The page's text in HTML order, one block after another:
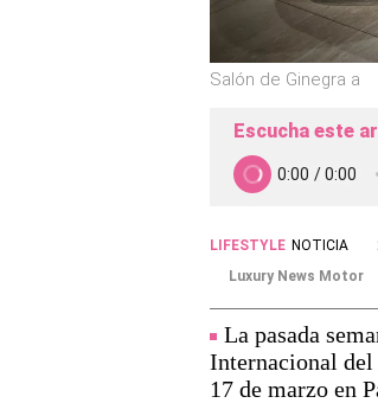
Salón de Ginegra a
Escucha este
LIFESTYLE NOTICIA
Luxury News Motor
La pasada
Internacional del
17 de marzo en